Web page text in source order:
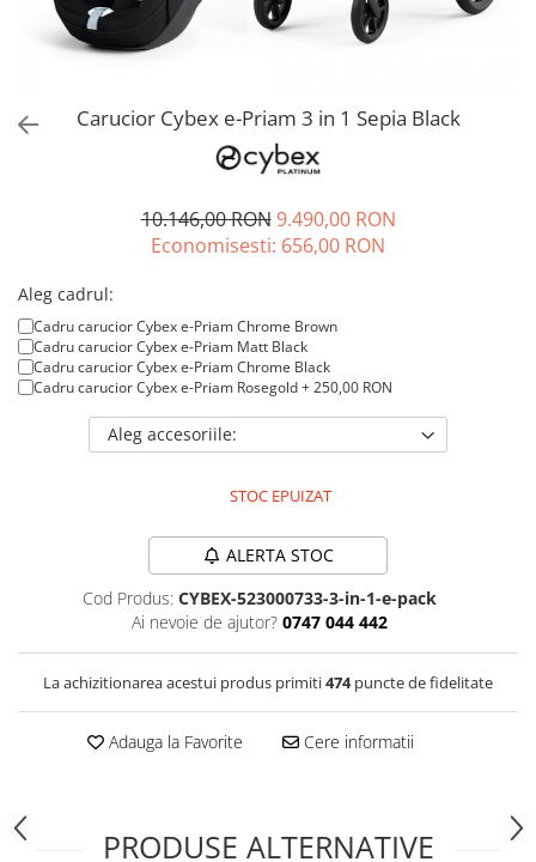
Decoratiuni
Jucarii educative
Jucarii electronice
Jocuri de societate
Carucior Cybex e-Priam 3 in 1 Sepia Black
10.146,00 RON 9.490,00 RON
Economisesti: 656,00 RON
Aleg cadrul:
Cadru carucior Cybex e-Priam Chrome Brown
Cadru carucior Cybex e-Priam Matt Black
Cadru carucior Cybex e-Priam Chrome Black
Cadru carucior Cybex e-Priam Rosegold + 250,00 RON
Aleg accesoriile:
STOC EPUIZAT
ALERTA STOC
Cod Produs: CYBEX-523000733-3-in-1-e-pack
Ai nevoie de ajutor? 0747 044 442
La achizitionarea acestui produs primiti474puncte de fidelitate
Adauga la Favorite Cere informatii
PRODUSE ALTERNATIVE